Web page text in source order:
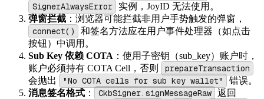
SignerAlwaysError
实例，JoyID 无法使用。
弹窗拦截 ：浏览器可能拦截非用户手势触发的弹窗，
connect()
和签名方法应在用户事件处理器（如点击
按钮）中调用。
Sub Key 依赖 COTA ：使用子密钥（sub_key）账户时，
账户必须持有 COTA Cell，否则
prepareTransaction
会抛出 "No COTA cells for sub key wallet"
错误。
消息签名格式 ： CkbSigner.signMessageRaw
返回